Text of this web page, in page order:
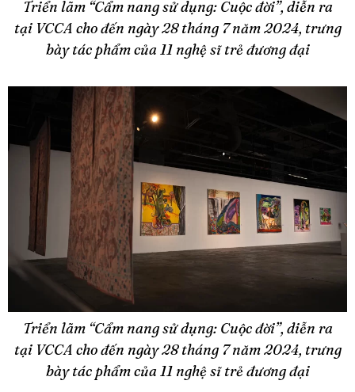
Triển lãm “Cẩm nang sử dụng: Cuộc đời”, diễn ra
tại VCCA cho đến ngày 28 tháng 7 năm 2024, trưng
bày tác phẩm của 11 nghệ sĩ trẻ đương đại
Triển lãm “Cẩm nang sử dụng: Cuộc đời”, diễn ra
tại VCCA cho đến ngày 28 tháng 7 năm 2024, trưng
bày tác phẩm của 11 nghệ sĩ trẻ đương đại